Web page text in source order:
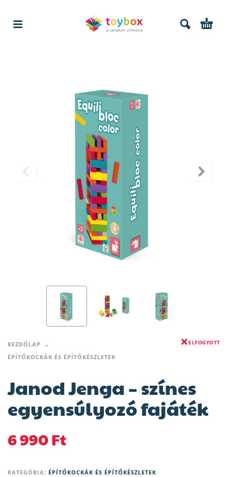
KEZDŐLAP
ÉPÍTŐKOCKÁK ÉS ÉPÍTŐKÉSZLETEK
ELFOGYOTT
Janod Jenga – színes
egyensúlyozó fajáték
6 990Ft
KATEGÓRIA: ÉPÍTŐKOCKÁK ÉS ÉPÍTŐKÉSZLETEK